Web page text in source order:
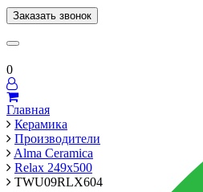
Заказать звонок
0
Главная
Керамика
Производители
Alma Ceramica
Relax 249x500
TWU09RLX604